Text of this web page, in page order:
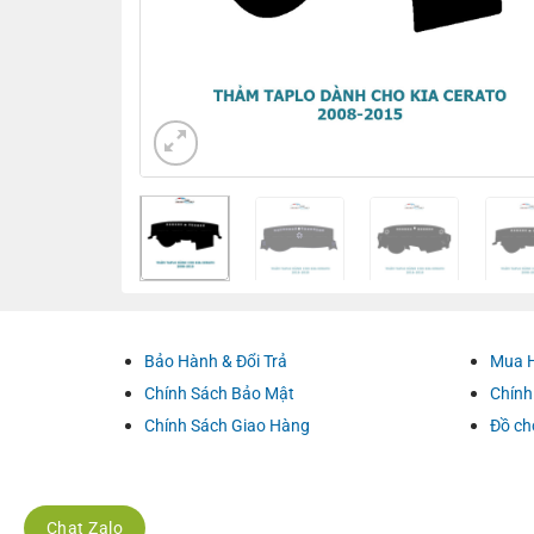
Bảo Hành & Đổi Trả
Chính Sách Bảo Mật
Chính Sách Giao Hàng
Mua
Đồ
Chat Zalo